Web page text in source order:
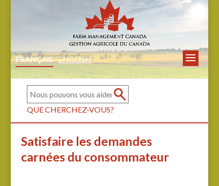
FRANÇAIS ENGLISH
QUE CHERCHEZ-VOUS?
Satisfaire les demandes
carnées du consommateur